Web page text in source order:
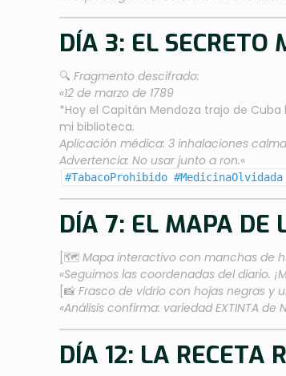
DÍA 3: EL SECRETO
🔍Fragmento descifrado:
«12 de marzo de 1789
*Hoy el Capitán Mendoza trajo de
mi biblioteca.
Aplicación médica: 3 inhalaciones
Advertencia: No usar junto a ron.«
#TabacoProhibido #MedicinaOlvidada
DÍA 7: EL MAPA DE
[🗺️Mapa interactivo con manchas de
«Seguimos las coordenadas del diario.
[📸Frasco de vidrio con hojas negras y
«Análisis confirma: variedad EXTINTA
DÍA 12: LA RECETA